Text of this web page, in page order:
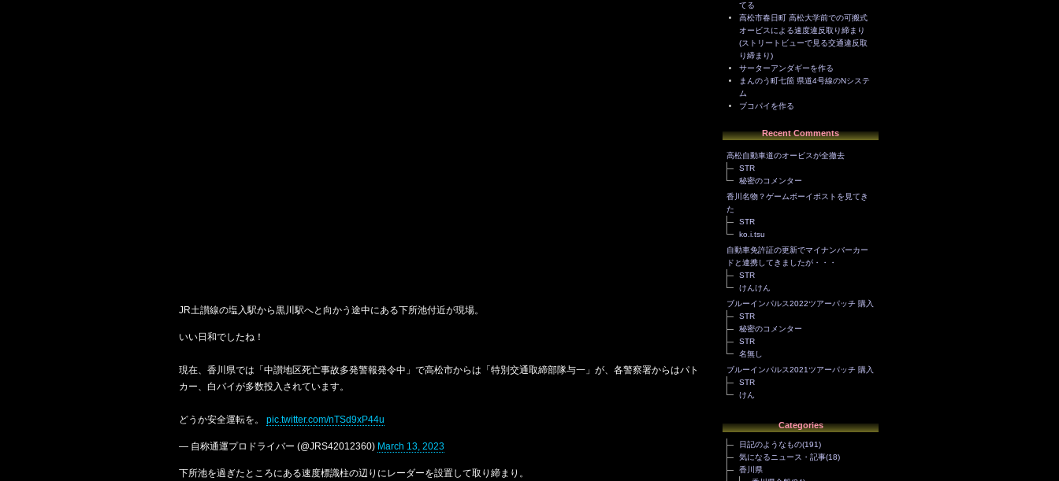
JR土讃線の塩入駅から黒川駅へと向かう途中にある下所池付近が現場。
いい日和でしたね！
現在、香川県では「中讃地区死亡事故多発警報発令中」で高松市からは「特別交通取締部隊与一」が、各警察署からはパト
カー、白バイが多数投入されています。
どうか安全運転を。 pic.twitter.com/nTSd9xP44u
— 自称通運プロドライバー (@JRS42012360) March 13, 2023
下所池を過ぎたところにある速度標識柱の辺りにレーダーを設置して取り締まり。
てる
高松市春日町 高松大学前での可搬式
オービスによる速度違反取り締まり
(ストリートビューで見る交通違反取
り締まり)
サーターアンダギーを作る
まんのう町七箇 県道4号線のNシステ
ム
ブコパイを作る
Recent Comments
高松自動車道のオービスが全撤去
STR
秘密のコメンター
香川名物？ゲームボーイポストを見てき
た
STR
ko.i.tsu
自動車免許証の更新でマイナンバーカー
ドと連携してきましたが・・・
STR
けんけん
ブルーインパルス2022ツアーパッチ 購入
STR
秘密のコメンター
STR
名無し
ブルーインパルス2021ツアーパッチ 購入
STR
けん
Categories
日記のようなもの(191)
気になるニュース・記事(18)
香川県